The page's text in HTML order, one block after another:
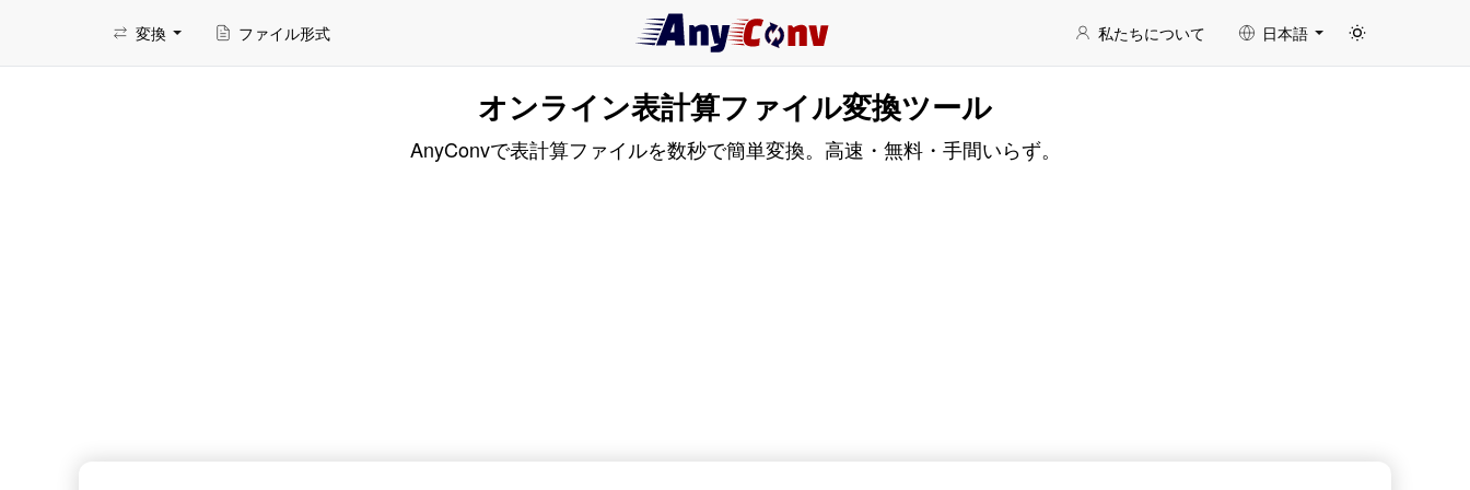
変換 ファイル形式 私たちについて 日本語
オンライン表計算ファイル変換ツール
AnyConvで表計算ファイルを数秒で簡単変換。高速・無料・手間いらず。